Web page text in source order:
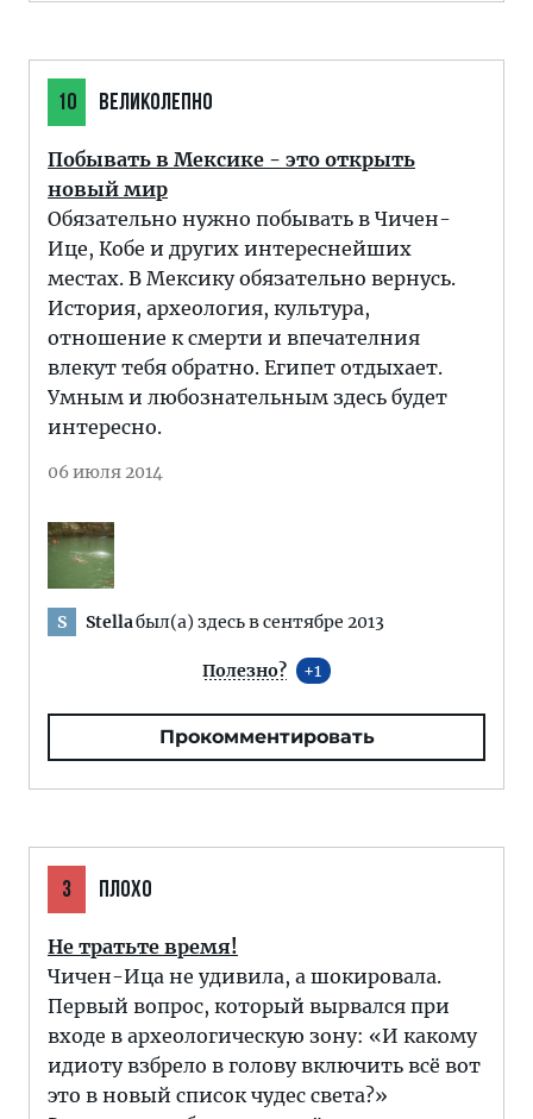
10 ВЕЛИКОЛЕПНО
Побывать в Мексике - это открыть
новый мир
Обязательно нужно побывать в Чичен-
Ице, Кобе и других интереснейших
местах. В Мексику обязательно вернусь.
История, археология, культура,
отношение к смерти и впечателния
влекут тебя обратно. Египет отдыхает.
Умным и любознательным здесь будет
интересно.
06 июля 2014
S Stellaбыл(а) здесь в сентябре 2013
Полезно? 1
Прокомментировать
3 ПЛОХО
Не тратьте время!
Чичен-Ица не удивила, а шокировала.
Первый вопрос, который вырвался при
входе в археологическую зону: «И какому
идиоту взбрело в голову включить всё вот
это в новый список чудес света?»